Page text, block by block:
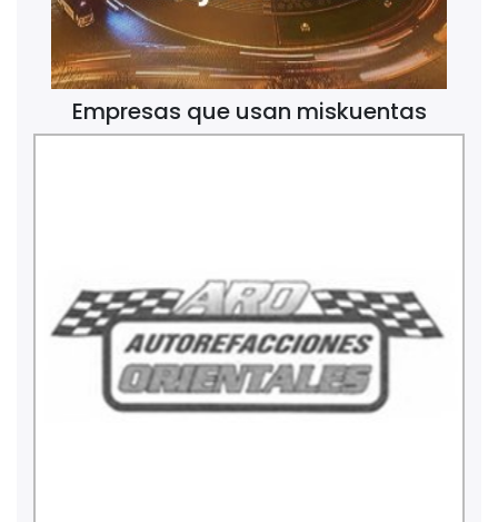
Empresas que usan miskuentas